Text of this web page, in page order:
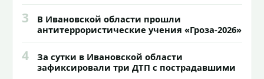
3
В Ивановской области прошли
антитеррористические учения «Гроза-2026»
4
За сутки в Ивановской области
зафиксировали три ДТП с пострадавшими